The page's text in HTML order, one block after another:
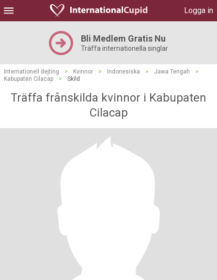
Logga in
Bli Medlem Gratis Nu
Träffa internationella singlar
Internationell dejting > Kvinnor > Indonesiska > Jawa Tengah
>
Kabupaten Cilacap
> Skild
Träffa frånskilda kvinnor i Kabupaten
Cilacap